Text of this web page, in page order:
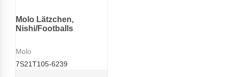
Molo Lätzchen,
Nishi/Footballs
Molo
7S21T105-6239